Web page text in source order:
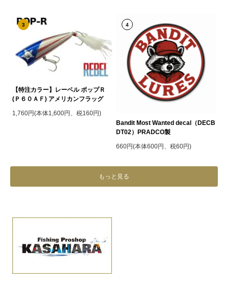
3
【特注カラー】レーベル ポップＲ
(Ｐ６０ＡＦ) アメリカンフラッグ
1,760円(本体1,600円、税160円)
4
Bandit Most Wanted decal（DECB
DT02）PRADCO製
660円(本体600円、税60円)
もっと見る